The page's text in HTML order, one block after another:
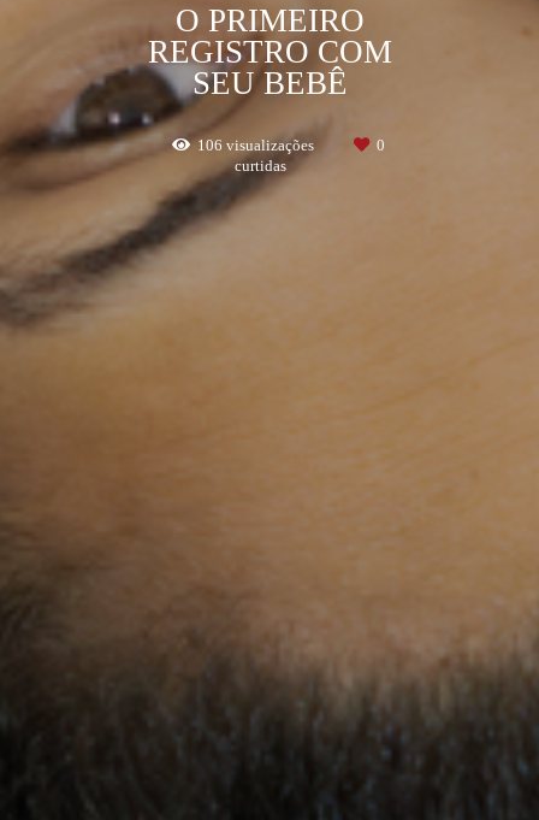
O PRIMEIRO
REGISTRO COM
SEU BEBÊ
106 visualizações
0
curtidas